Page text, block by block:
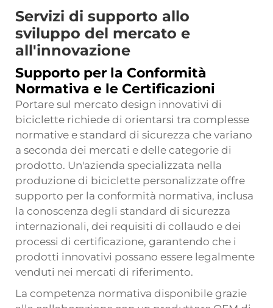
Servizi di supporto allo
sviluppo del mercato e
all'innovazione
Supporto per la Conformità
Normativa e le Certificazioni
Portare sul mercato design innovativi di
biciclette richiede di orientarsi tra complesse
normative e standard di sicurezza che variano
a seconda dei mercati e delle categorie di
prodotto. Un'azienda specializzata nella
produzione di biciclette personalizzate offre
supporto per la conformità normativa, inclusa
la conoscenza degli standard di sicurezza
internazionali, dei requisiti di collaudo e dei
processi di certificazione, garantendo che i
prodotti innovativi possano essere legalmente
venduti nei mercati di riferimento.
La competenza normativa disponibile grazie